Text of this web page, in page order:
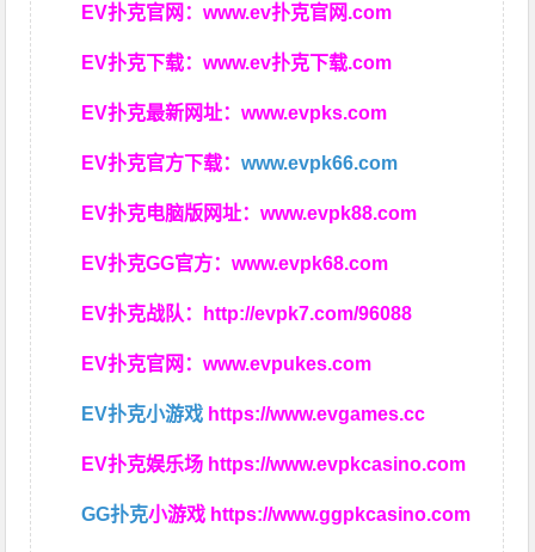
EV扑克官网：www.ev扑克官网.com
EV扑克下载：www.ev扑克下载.com
EV扑克最新网址：www.evpks.com
EV扑克官方下载：www.evpk66.com
EV扑克电脑版网址：www.evpk88.com
EV扑克GG官方：www.evpk68.com
EV扑克战队： http://evpk7.com/96088
EV扑克官网：www.evpukes.com
EV扑克小游戏 https://www.evgames.cc
EV扑克娱乐场 https://www.evpkcasino.com
GG扑克小游戏 https://www.ggpkcasino.com